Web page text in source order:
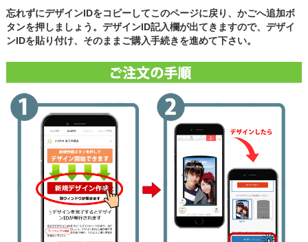
忘れずにデザインIDをコピーしてこのページに戻り、かごへ追加ボ
タンを押しましょう。デザインID記入欄が出てきますので、デザイ
ンIDを貼り付け、そのままご購入手続きを進めて下さい。